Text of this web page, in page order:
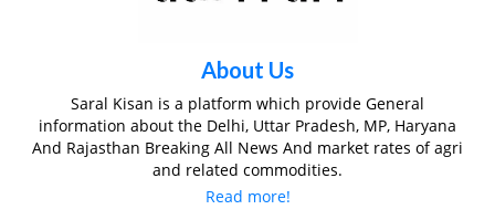
About Us
Saral Kisan is a platform which provide General
information about the Delhi, Uttar Pradesh, MP, Haryana
And Rajasthan Breaking All News And market rates of agri
and related commodities.
Read more!